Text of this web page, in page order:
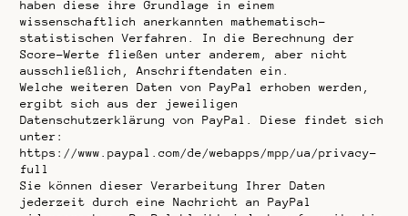
haben diese ihre Grundlage in einem
wissenschaftlich anerkannten mathematisch-
statistischen Verfahren. In die Berechnung der
Score-Werte fließen unter anderem, aber nicht
ausschließlich, Anschriftendaten ein.
Welche weiteren Daten von PayPal erhoben werden,
ergibt sich aus der jeweiligen
Datenschutzerklärung von PayPal. Diese findet sich
unter:
https://www.paypal.com/de/webapps/mpp/ua/privacy-
full
Sie können dieser Verarbeitung Ihrer Daten
jederzeit durch eine Nachricht an PayPal